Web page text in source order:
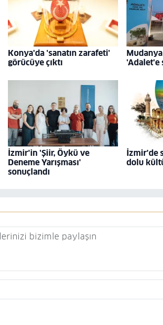
Konya'da 'sanatın zarafeti'
görücüye çıktı
'Adalet'e
İzmir'in 'Şiir, Öykü ve
Deneme Yarışması'
sonuçlandı
İzmir'de
dolu